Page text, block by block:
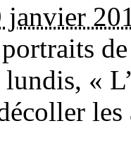
janvier
«